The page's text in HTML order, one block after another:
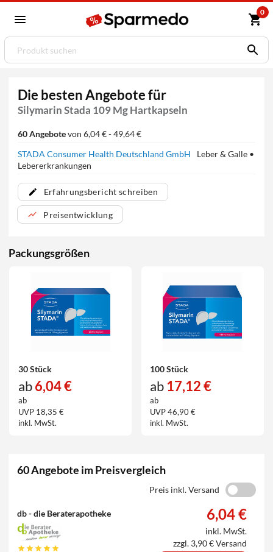
0
Die besten Angebote für
Silymarin Stada 109 Mg Hartkapseln
60 Angebotevon 6,04 € - 49,64 €
STADA Consumer Health Deutschland GmbH
Leber & Galle •
Lebererkrankungen
Erfahrungsbericht schreiben
Preisentwicklung
Packungsgrößen
30 Stück
ab6,04 €
ab
UVP 18,35 €
inkl. MwSt.
100 Stück
ab 17,12 €
ab
UVP 46,90 €
inkl. MwSt.
60 Angebote im Preisvergleich
Preis inkl. Versand
db - die Beraterapotheke 6,04 €
inkl. MwSt.
zzgl. 3,90 € Versand